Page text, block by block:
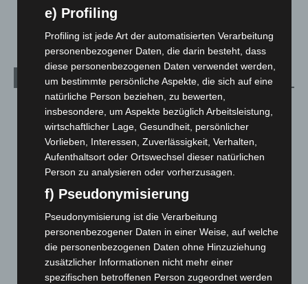
Maschpark
2. August 2026
Kategorien
Blaulicht
2.798
Corona-News
Hannover und Region
Langenhagen und Ortsteile
Leserbriefe
Menschen
Über uns
Veranstaltungen
1.887
1.269
e) Profiling
Profiling ist jede Art der automatisierten Verarbeitung
personenbezogener Daten, die darin besteht, dass
diese personenbezogenen Daten verwendet werden,
um bestimmte persönliche Aspekte, die sich auf eine
natürliche Person beziehen, zu bewerten,
insbesondere, um Aspekte bezüglich Arbeitsleistung,
wirtschaftlicher Lage, Gesundheit, persönlicher
Vorlieben, Interessen, Zuverlässigkeit, Verhalten,
Aufenthaltsort oder Ortswechsel dieser natürlichen
Person zu analysieren oder vorherzusagen.
f) Pseudonymisierung
Pseudonymisierung ist die Verarbeitung
personenbezogener Daten in einer Weise, auf welche
die personenbezogenen Daten ohne Hinzuziehung
zusätzlicher Informationen nicht mehr einer
spezifischen betroffenen Person zugeordnet werden